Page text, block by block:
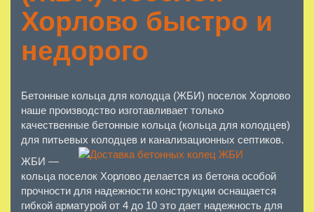
Хорлово быстро и
недорого
Бетонные кольца для колодца (ЖБИ) поселок Хорлово
наше производство изготавливает только
качественные бетонные кольца (кольца для колодцев)
для питьевых колодцев и канализационных септиков.
ЖБИ —
кольца поселок Хорлово делается из бетона особой
прочности для надежности конструкции оснащается
гибкой арматурой от 4 до 10 это дает надежность для